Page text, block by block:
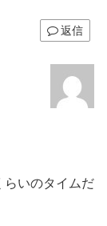
返信
らいのタイムだ